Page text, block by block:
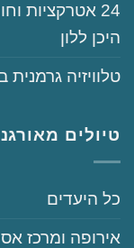
‏‏24‏ אטרקציות
היכן ללון
‏טלוויזיה גרמנית
טיולים
‏כל היעדים
‏אירופה ומרכז